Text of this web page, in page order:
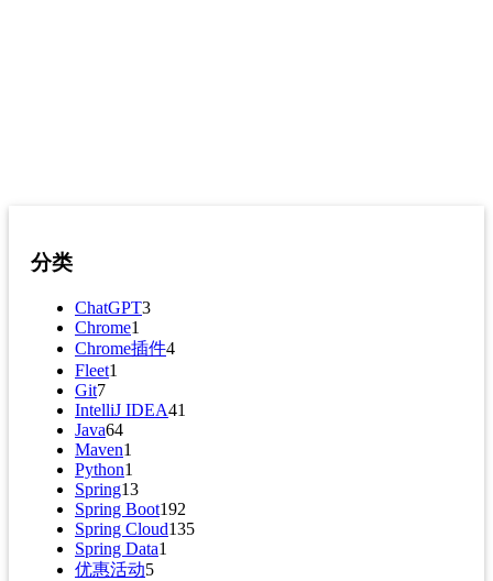
分类
ChatGPT3
Chrome1
Chrome插件4
Fleet1
Git7
IntelliJ IDEA41
Java64
Maven1
Python1
Spring13
Spring Boot192
Spring Cloud135
Spring Data1
优惠活动5